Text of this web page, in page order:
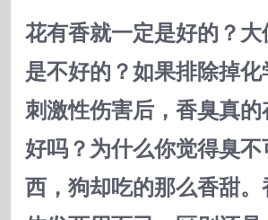
花有香就一定是好的？
是不好的？如果排除掉
刺激性伤害后，香臭真
好吗？为什么你觉得臭
西，狗却吃的那么香甜